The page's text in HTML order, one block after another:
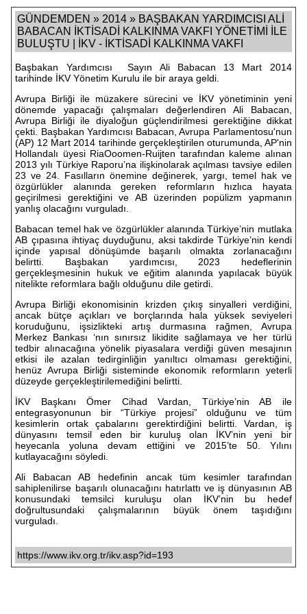
GÜNDEMDEN » 2014 » BAŞBAKAN YARDIMCISI ALİ
BABACAN İKTİSADİ KALKINMA VAKFI YÖNETİMİ İLE
BULUŞTU | İKV - İKTİSADİ KALKINMA VAKFI
Başbakan Yardımcısı Sayın Ali Babacan 13 Mart 2014
tarihinde İKV Yönetim Kurulu ile bir araya geldi.
Avrupa Birliği ile müzakere sürecini ve İKV yönetiminin yeni
dönemde yapacağı çalışmaları değerlendiren Ali Babacan,
Avrupa Birliği ile diyaloğun güçlendirilmesi gerektiğine dikkat
çekti. Başbakan Yardımcısı Babacan, Avrupa Parlamentosu'nun
(AP) 12 Mart 2014 tarihinde gerçekleştirilen oturumunda, AP'nin
Hollandalı üyesi RiaOoomen-Ruijten tarafından kaleme alınan
2013 yılı Türkiye Raporu’na ilişkinolarak açılması tavsiye edilen
23 ve 24. Fasılların önemine değinerek, yargı, temel hak ve
özgürlükler alanında gereken reformların hızlıca hayata
geçirilmesi gerektiğini ve AB üzerinden popülizm yapmanın
yanlış olacağını vurguladı.
Babacan temel hak ve özgürlükler alanında Türkiye’nin mutlaka
AB çıpasına ihtiyaç duyduğunu, aksi takdirde Türkiye’nin kendi
içinde yapısal dönüşümde başarılı olmakta zorlanacağını
belirtti. Başbakan yardımcısı, 2023 hedeflerinin
gerçekleşmesinin hukuk ve eğitim alanında yapılacak büyük
nitelikte reformlara bağlı olduğunu dile getirdi.
Avrupa Birliği ekonomisinin krizden çıkış sinyalleri verdiğini,
ancak bütçe açıkları ve borçlarında hala yüksek seviyeleri
koruduğunu, işsizlikteki artış durmasına rağmen, Avrupa
Merkez Bankası ‘nın sınırsız likidite sağlamaya ve her türlü
tedbir alınacağına yönelik piyasalara verdiği güven mesajının
etkisi ile azalan tedirginliğin yanıltıcı olmaması gerektiğini,
henüz Avrupa Birliği sisteminde ekonomik reformların yeterli
düzeyde gerçekleştirilemediğini belirtti.
İKV Başkanı Ömer Cihad Vardan, Türkiye’nin AB ile
entegrasyonunun bir “Türkiye projesi” olduğunu ve tüm
kesimlerin ortak çabalarını gerektirdiğini belirtti. Vardan, iş
dünyasını temsil eden bir kuruluş olan İKV’nin yeni bir
heyecanla yoluna devam ettiğini ve 2015’te 50. Yılını
kutlayacağını söyledi.
Ali Babacan AB hedefinin ancak tüm kesimler tarafından
sahiplenilirse başarılı olunacağını hatırlattı ve iş dünyasının AB
konusundaki temsilci kuruluşu olan İKV’nin bu hedef
doğrultusundaki çalışmalarının büyük önem taşıdığını
vurguladı.
https://www.ikv.org.tr/ikv.asp?id=193